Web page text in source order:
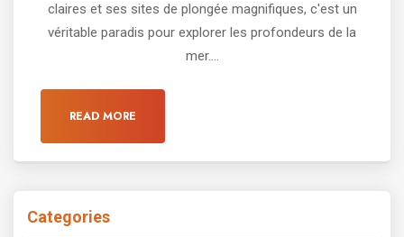
claires et ses sites de plongée magnifiques, c'est un
véritable paradis pour explorer les profondeurs de la
mer....
READ MORE
Categories